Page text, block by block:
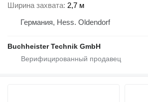
Ширина захвата 2,7 м
Германия, Hess. Oldendorf
Buchheister Technik GmbH